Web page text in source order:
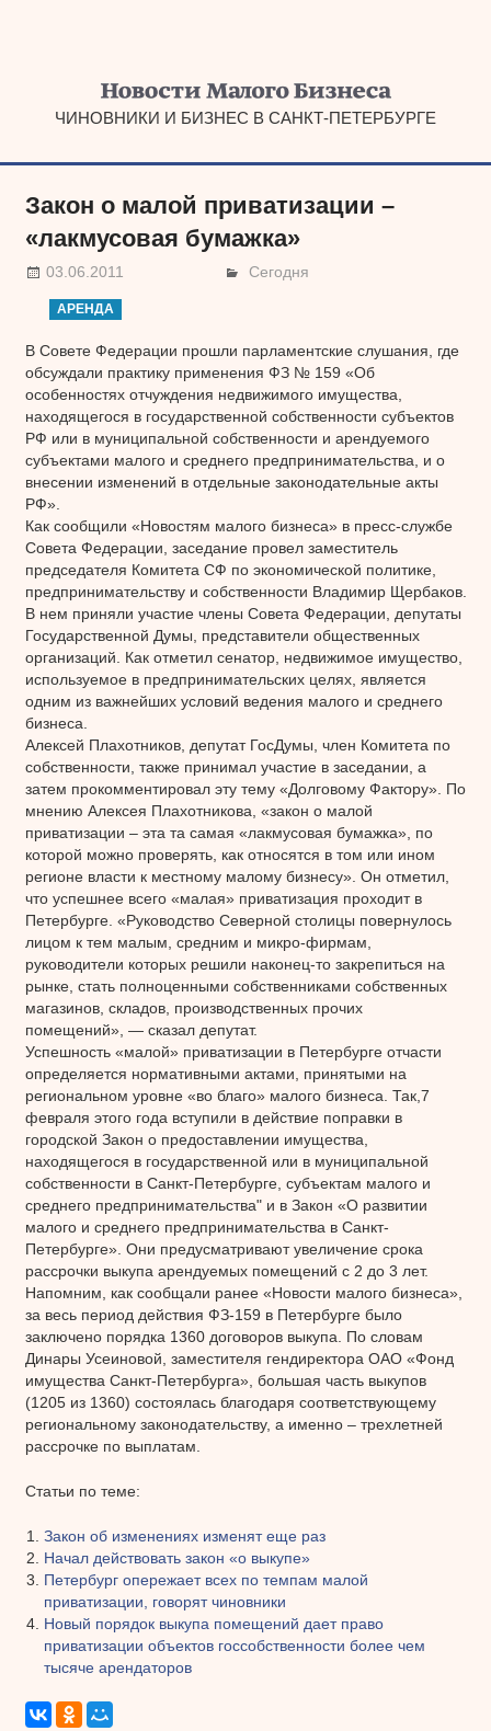
ЧИНОВНИКИ И БИЗНЕС В САНКТ-ПЕТЕРБУРГЕ
Закон о малой приватизации –
«лакмусовая бумажка»
03.06.2011 Сегодня
АРЕНДА
В Совете Федерации прошли парламентские слушания, где
обсуждали практику применения ФЗ № 159 «Об
особенностях отчуждения недвижимого имущества,
находящегося в государственной собственности субъектов
РФ или в муниципальной собственности и арендуемого
субъектами малого и среднего предпринимательства, и о
внесении изменений в отдельные законодательные акты
РФ».
Как сообщили «Новостям малого бизнеса» в пресс-службе
Совета Федерации, заседание провел заместитель
председателя Комитета СФ по экономической политике,
предпринимательству и собственности Владимир Щербаков.
В нем приняли участие члены Совета Федерации, депутаты
Государственной Думы, представители общественных
организаций. Как отметил сенатор, недвижимое имущество,
используемое в предпринимательских целях, является
одним из важнейших условий ведения малого и среднего
бизнеса.
Алексей Плахотников, депутат ГосДумы, член Комитета по
собственности, также принимал участие в заседании, а
затем прокомментировал эту тему «Долговому Фактору». По
мнению Алексея Плахотникова, «закон о малой
приватизации – эта та самая «лакмусовая бумажка», по
которой можно проверять, как относятся в том или ином
регионе власти к местному малому бизнесу». Он отметил,
что успешнее всего «малая» приватизация проходит в
Петербурге. «Руководство Северной столицы повернулось
лицом к тем малым, средним и микро-фирмам,
руководители которых решили наконец-то закрепиться на
рынке, стать полноценными собственниками собственных
магазинов, складов, производственных прочих
помещений», — сказал депутат.
Успешность «малой» приватизации в Петербурге отчасти
определяется нормативными актами, принятыми на
региональном уровне «во благо» малого бизнеса. Так,7
февраля этого года вступили в действие поправки в
городской Закон о предоставлении имущества,
находящегося в государственной или в муниципальной
собственности в Санкт-Петербурге, субъектам малого и
среднего предпринимательства" и в Закон «О развитии
малого и среднего предпринимательства в Санкт-
Петербурге». Они предусматривают увеличение срока
рассрочки выкупа арендуемых помещений с 2 до 3 лет.
Напомним, как сообщали ранее «Новости малого бизнеса»,
за весь период действия ФЗ-159 в Петербурге было
заключено порядка 1360 договоров выкупа. По словам
Динары Усеиновой, заместителя гендиректора ОАО «Фонд
имущества Санкт-Петербурга», большая часть выкупов
(1205 из 1360) состоялась благодаря соответствующему
региональному законодательству, а именно – трехлетней
рассрочке по выплатам.
Статьи по теме:
Закон об изменениях изменят еще раз
Начал действовать закон «о выкупе»
Петербург опережает всех по темпам малой
приватизации, говорят чиновники
Новый порядок выкупа помещений дает право
приватизации объектов госсобственности более чем
тысяче арендаторов